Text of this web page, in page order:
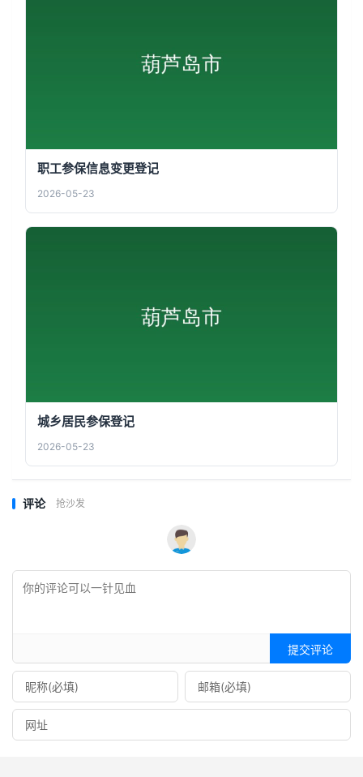
职工参保信息变更登记
2026-05-23
城乡居民参保登记
2026-05-23
评论 抢沙发
提交评论